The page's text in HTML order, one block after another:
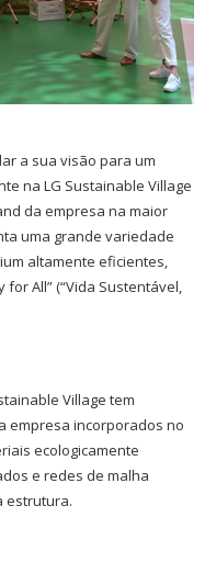
a sua visão para um
na LG Sustainable Village
da empresa na maior
uma grande variedade
altamente eficientes,
for All” (“Vida Sustentável,
Village tem
empresa incorporados no
ecologicamente
e redes de malha
estrutura.